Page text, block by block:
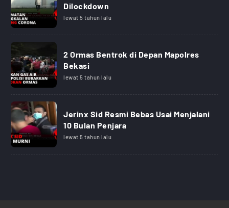
Dilockdown
lewat 5 tahun lalu
2 Ormas Bentrok di Depan Mapolres
Bekasi
lewat 5 tahun lalu
Jerinx Sid Resmi Bebas Usai Menjalani
10 Bulan Penjara
lewat 5 tahun lalu